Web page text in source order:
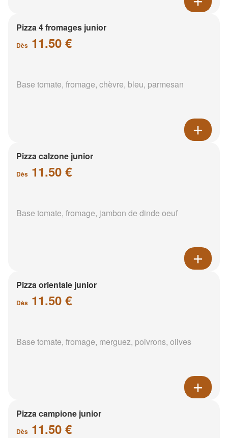
Pizza 4 fromages junior
Dès 11.50 €
Base tomate, fromage, chèvre, bleu, parmesan
Pizza calzone junior
Dès 11.50 €
Base tomate, fromage, jambon de dinde oeuf
Pizza orientale junior
Dès 11.50 €
Base tomate, fromage, merguez, poivrons, olives
Pizza campione junior
Dès 11.50 €